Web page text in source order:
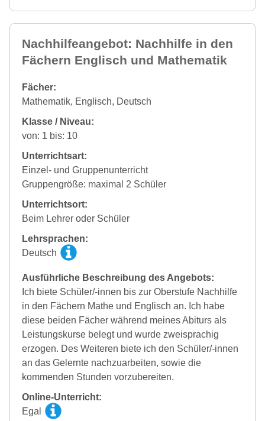
Nachhilfeangebot: Nachhilfe in den
Fächern Englisch und Mathematik
Fächer:
Mathematik, Englisch, Deutsch
Klasse / Niveau:
von: 1 bis: 10
Unterrichtsart:
Einzel- und Gruppenunterricht
Gruppengröße: maximal 2 Schüler
Unterrichtsort:
Beim Lehrer oder Schüler
Lehrsprachen:
Deutsch
Ausführliche Beschreibung des Angebots:
Ich biete Schüler/-innen bis zur Oberstufe Nachhilfe
in den Fächern Mathe und Englisch an. Ich habe
diese beiden Fächer während meines Abiturs als
Leistungskurse belegt und wurde zweisprachig
erzogen. Des Weiteren biete ich den Schüler/-innen
an das Gelernte nachzuarbeiten, sowie die
kommenden Stunden vorzubereiten.
Online-Unterricht:
Egal